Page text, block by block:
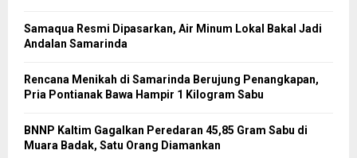
Samaqua Resmi Dipasarkan, Air Minum Lokal Bakal Jadi
Andalan Samarinda
Rencana Menikah di Samarinda Berujung Penangkapan,
Pria Pontianak Bawa Hampir 1 Kilogram Sabu
BNNP Kaltim Gagalkan Peredaran 45,85 Gram Sabu di
Muara Badak, Satu Orang Diamankan